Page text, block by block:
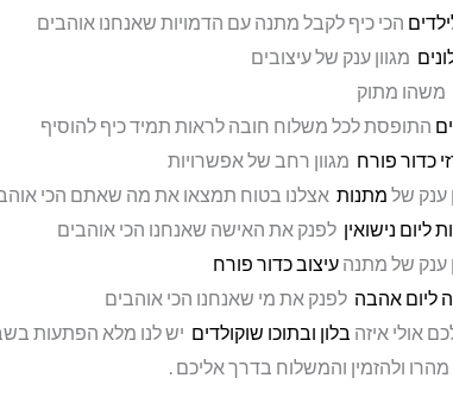
הכי כיף לקבל מתנה עם הדמויות שאנחנו אוהבים
מגוון ענק של עיצובים
משהו מתוק
התופסת לכל משלוח חובה לראות תמיד כיף להוסיף
כדור פורח מגוון רחב של אפשרויות
ענק של מתנות אצלנו בטוח תמצאו את מה שאתם הכי
ליום נישואין לפנק את האישה שאנחנו הכי אוהבים
ענק של מתנה עיצוב כדור פורח
ליום אהבה לפנק את מי שאנחנו הכי אוהבים
אולי איזה בלון ובתוכו שוקולדים יש לנו מלא הפתעות
ולהזמין והמשלוח בדרך אליכם .